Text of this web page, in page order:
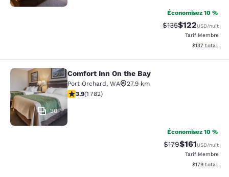
Économisez 10 %
Tarif barré :
$135Tarif réduit :
$122USD/nuit
Tarif Membre
Afficher les
$137 total
Comfort Inn On the Bay
30
Comfort Inn On the Bay
Port Orchard, WA
27.9 km
3.94 étoiles. Bien. 1782 commentaires
3.9(1 782)
Économisez 10 %
Tarif barré :
$179Tarif réduit :
$161USD/nuit
Tarif Membre
Afficher les
$179 total